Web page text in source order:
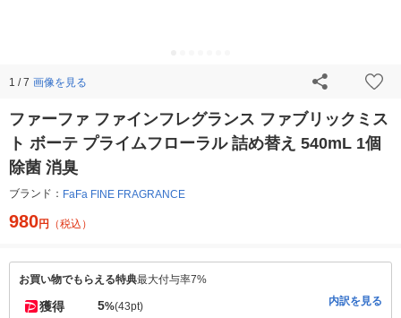
1 / 7 画像を見る
ファーファ ファインフレグランス ファブリックミス
ト ボーテ プライムフローラル 詰め替え 540mL 1個
除菌 消臭
ブランド： FaFa FINE FRAGRANCE
980円 （税込）
お買い物でもらえる特典最大付与率7%
獲得 5%(43pt) 内訳を見る